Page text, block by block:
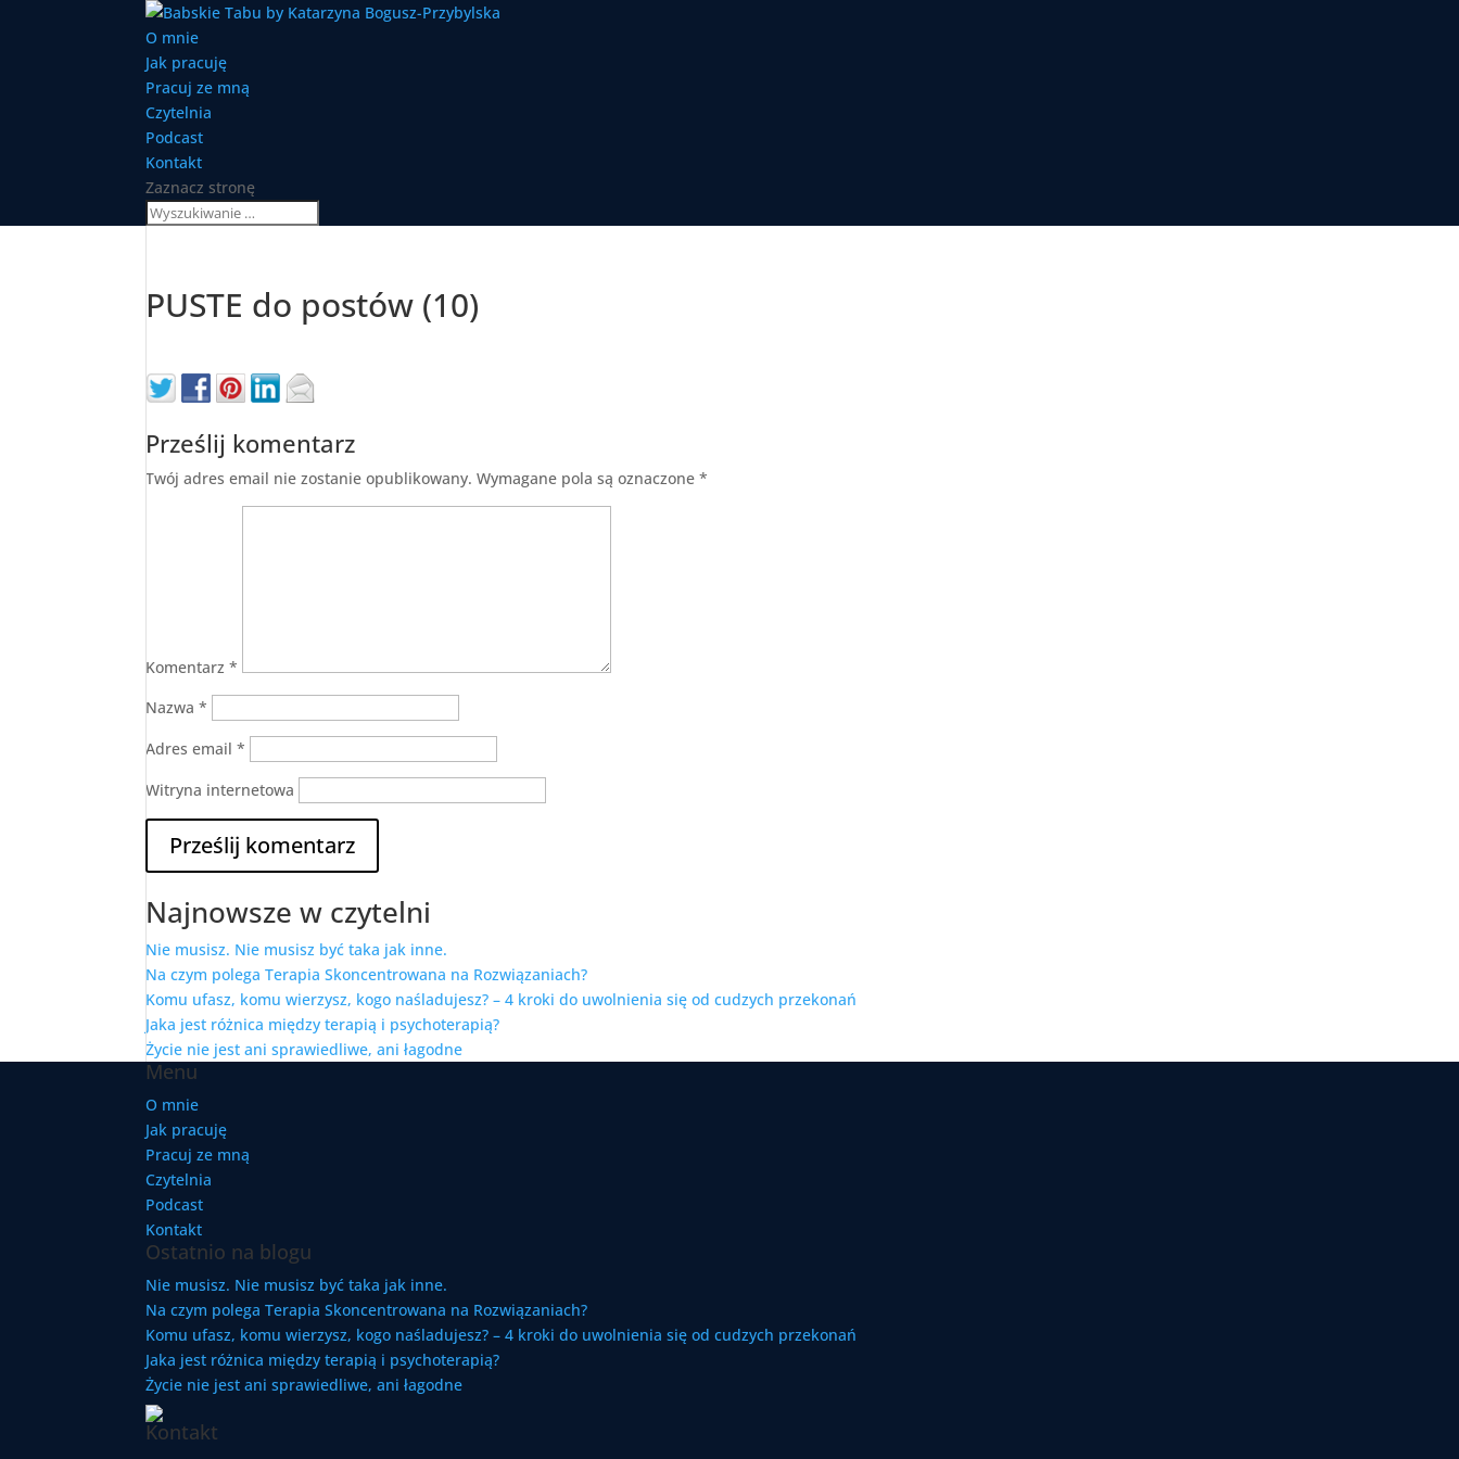
O mnie
Jak pracuję
Pracuj ze mną
Czytelnia
Podcast
Kontakt
Zaznacz stronę
PUSTE do postów (10)
Prześlij komentarz
Twój adres email nie zostanie opublikowany. Wymagane pola są oznaczone*
Komentarz*
Nazwa*
Adres email*
Witryna internetowa
Najnowsze w czytelni
Nie musisz. Nie musisz być taka jak inne.
Na czym polega Terapia Skoncentrowana na Rozwiązaniach?
Komu ufasz, komu wierzysz, kogo naśladujesz? – 4 kroki do uwolnienia się od cudzych przekonań
Jaka jest różnica między terapią i psychoterapią?
Życie nie jest ani sprawiedliwe, ani łagodne
Menu
O mnie
Jak pracuję
Pracuj ze mną
Czytelnia
Podcast
Kontakt
Ostatnio na blogu
Nie musisz. Nie musisz być taka jak inne.
Na czym polega Terapia Skoncentrowana na Rozwiązaniach?
Komu ufasz, komu wierzysz, kogo naśladujesz? – 4 kroki do uwolnienia się od cudzych przekonań
Jaka jest różnica między terapią i psychoterapią?
Życie nie jest ani sprawiedliwe, ani łagodne
Kontakt